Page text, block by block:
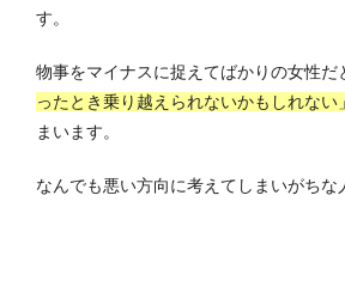
す。
物事をマイナスに捉えてばかりの女性だ
ったとき乗り越えられないかもしれない」
まいます。
なんでも悪い方向に考えてしまいがちな